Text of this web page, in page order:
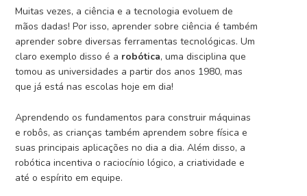
Muitas vezes, a ciência e a tecnologia evoluem de
mãos dadas! Por isso, aprender sobre ciência é também
aprender sobre diversas ferramentas tecnológicas.Um
claro exemplo disso é a robótica, uma disciplina que
tomou as universidades a partir dos anos 1980, mas
que já está nas escolas hoje em dia!
Aprendendo os fundamentos para construir máquinas
e robôs, as crianças também aprendem sobre física e
suas principais aplicações no dia a dia. Além disso, a
robótica incentiva o raciocínio lógico, a criatividade e
até o espírito em equipe.